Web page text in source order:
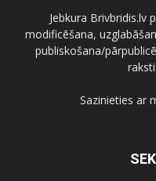
Jebkura Brivbridis.lv
modificēšana,
publiskošana/
Sazinieties ar